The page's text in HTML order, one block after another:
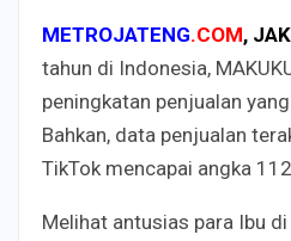
METROJATENG.COM,
tahun di Indonesia,
peningkatan penjualan
Bahkan, data penjualan
TikTok mencapai angka
Melihat antusias para Ibu